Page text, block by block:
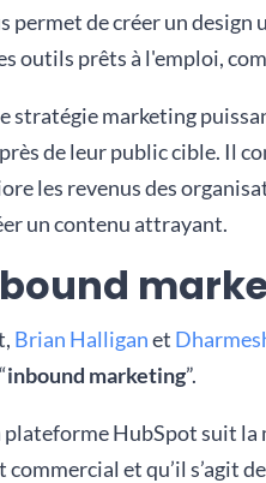
permet de créer un design
outils prêts à l'emploi,
stratégie marketing
de leur public cible. Il
les revenus des
un contenu attrayant.
Brian Halliganet
inbound marketing”.
HubSpot suit
et qu’il s’agit